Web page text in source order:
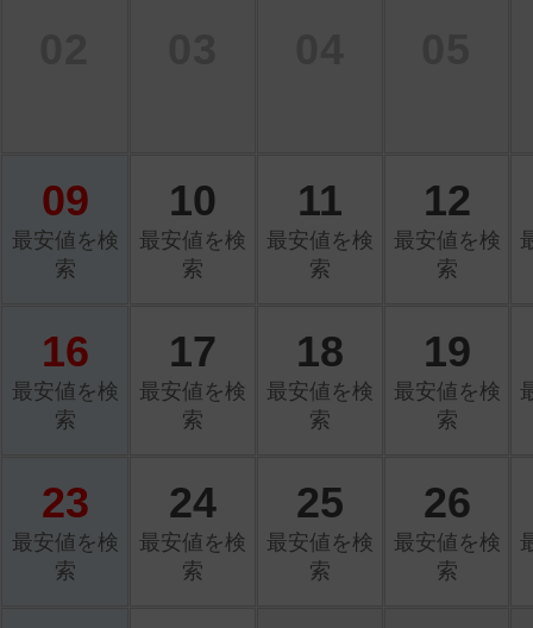
09
最安値を検
索
10
最安値を検
索
11
最安値を検
索
12
最安値を検
索
16
最安値を検
索
17
最安値を検
索
18
最安値を検
索
19
最安値を検
索
23
最安値を検
索
24
最安値を検
索
25
最安値を検
索
26
最安値を検
索